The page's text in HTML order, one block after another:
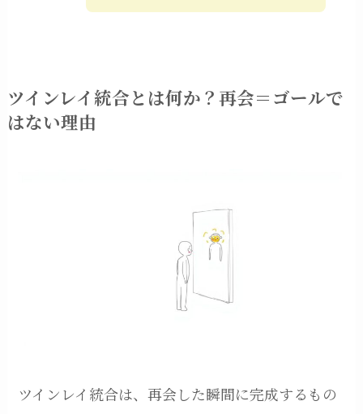
ツインレイ統合とは何か？再会＝ゴールで
はない理由
ツインレイ統合は、再会した瞬間に完成するもの